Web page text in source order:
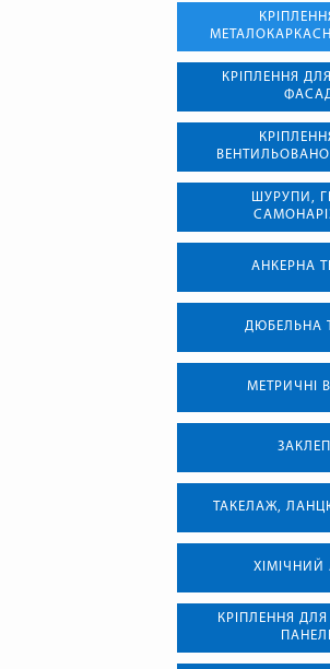
КРІПЛЕННЯ
ШУРУПИ,
АНКЕРНА
ДЮБЕЛЬНА
МЕТРИЧНІ
ТАКЕЛАЖ,
ХІМІЧНИЙ
КРІПЛЕННЯ